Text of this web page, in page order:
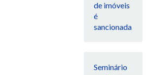
de imóveis
é
sancionada
Seminário